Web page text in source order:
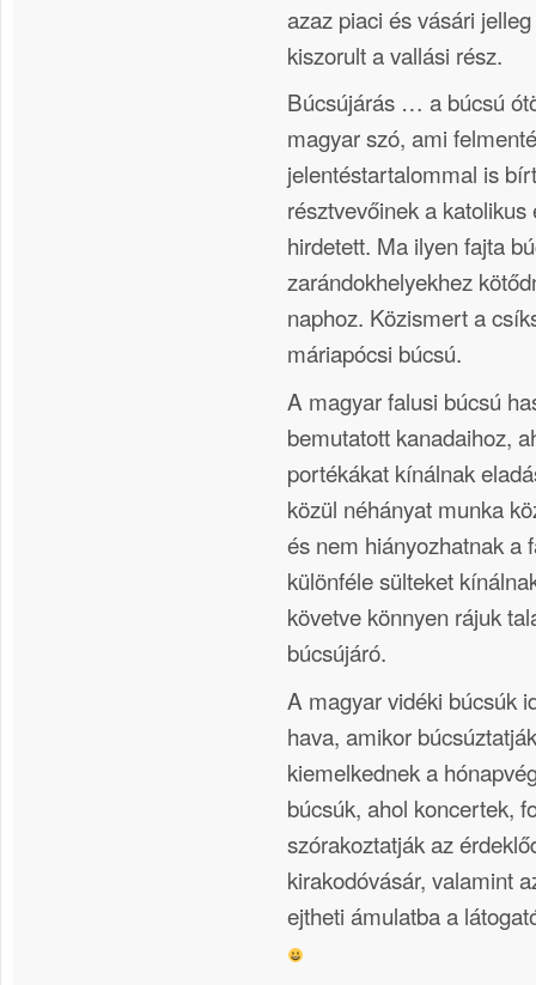
azaz piaci és vásári
kiszorult a vallási rész.
Búcsújárás … a búcsú
magyar szó, ami
jelentéstartalommal is
résztvevőinek a
hirdetett. Ma ilyen fajta
zarándokhelyekhez
naphoz. Közismert a
máriapócsi búcsú.
A magyar falusi búcsú
bemutatott kanadaihoz,
portékákat kínálnak
közül néhányat munka
és nem hiányozhatnak a
különféle sülteket
követve könnyen rájuk
búcsújáró.
A magyar vidéki búcsúk
hava, amikor
kiemelkednek a
búcsúk, ahol koncertek,
szórakoztatják az
kirakodóvásár, valamint
ejtheti ámulatba a